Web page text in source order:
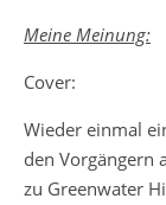
Meine Meinung:
Cover:
Wieder einmal
den Vorgängern
zu Greenwater